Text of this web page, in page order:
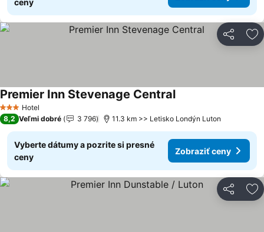
ceny
Zdieľať
3 Počet hviezdičiek
Hotel
Premier Inn Stevenage Central
8,2 Veľmi dobré 3 796 11.3 km >> Letisko Londýn Luton
Vyberte dátumy a pozrite si presné
ceny
Zobraziť ceny
Zdieľať